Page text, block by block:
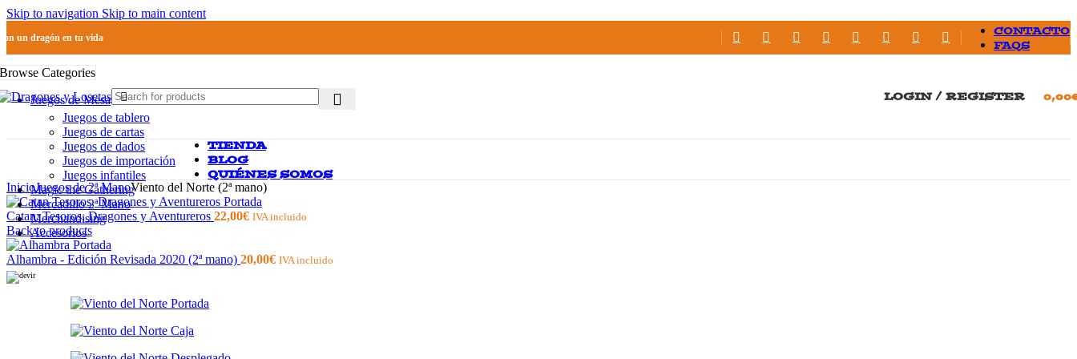
Skip to navigation Skip to main content
un dragón en tu vida
CONTACTO
FAQS
LOGIN / REGISTER 0,00
Browse Categories
Juegos de Mesa
Juegos de tablero
Juegos de cartas
Juegos de dados
Juegos de importación
Juegos infantiles
Magic the Gathering
Mercadillo 2ª Mano
Merchandising
Accesorios
TIENDA
BLOG
QUIÉNES SOMOS
InicioJuegos de 2ª ManoViento del Norte (2ª mano)
Catan: Tesoros, Dragones y Aventureros 22,00€ IVA incluido
Back to products
Alhambra - Edición Revisada 2020 (2ª mano) 20,00€ IVA incluido